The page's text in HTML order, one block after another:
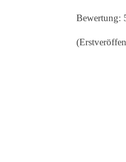
Bewertung: